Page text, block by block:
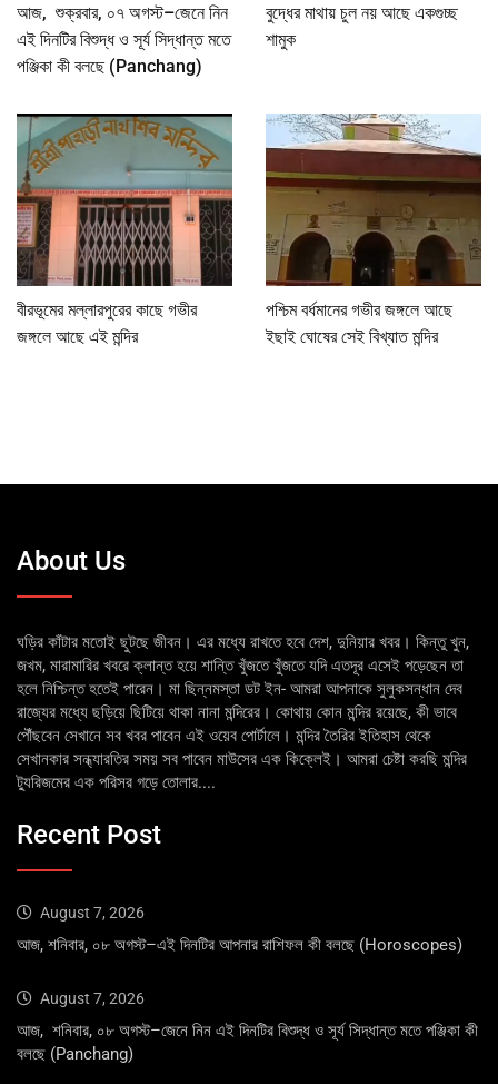
আজ, শুক্রবার, ০৭ অগস্ট–জেনে নিন
এই দিনটির বিশুদ্ধ ও সূর্য সিদ্ধান্ত মতে
পঞ্জিকা কী বলছে (Panchang)
বুদ্ধের মাথায় চুল নয় আছে একগুচ্ছ
শামুক
বীরভূমের মল্লারপুরের কাছে গভীর
জঙ্গলে আছে এই মন্দির
পশ্চিম বর্ধমানের গভীর জঙ্গলে আছে
ইছাই ঘোষের সেই বিখ্যাত মন্দির
About Us
ঘড়ির কাঁটার মতোই ছুটছে জীবন। এর মধ্যে রাখতে হবে দেশ, দুনিয়ার খবর। কিন্তু খুন,
জখম, মারামারির খবরে ক্লান্ত হয়ে শান্তি খুঁজতে খুঁজতে যদি এতদূর এসেই পড়েছেন তা
হলে নিশ্চিন্ত হতেই পারেন। মা ছিন্নমস্তা ডট ইন- আমরা আপনাকে সুলুকসন্ধান দেব
রাজ্যের মধ্যে ছড়িয়ে ছিটিয়ে থাকা নানা মন্দিরের। কোথায় কোন মন্দির রয়েছে, কী ভাবে
পৌঁছবেন সেখানে সব খবর পাবেন এই ওয়েব পোর্টালে। মন্দির তৈরির ইতিহাস থেকে
সেখানকার সন্ধ্যারতির সময় সব পাবেন মাউসের এক কিক্লেই। আমরা চেষ্টা করছি মন্দির
ট্যুরিজমের এক পরিসর গড়ে তোলার....
Recent Post
August 7, 2026
আজ, শনিবার, ০৮ অগস্ট–এই দিনটির আপনার রাশিফল কী বলছে (Horoscopes)
August 7, 2026
আজ, শনিবার, ০৮ অগস্ট–জেনে নিন এই দিনটির বিশুদ্ধ ও সূর্য সিদ্ধান্ত মতে পঞ্জিকা কী
বলছে (Panchang)